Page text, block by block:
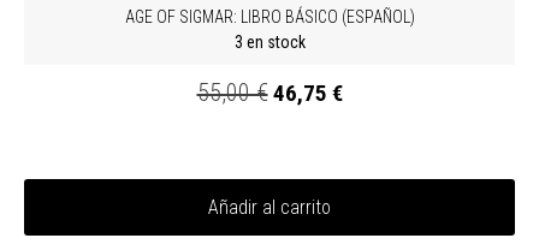
AGE OF SIGMAR: LIBRO BÁSICO (ESPAÑOL)
3 en stock
55,00 €46,75 €
Añadir al carrito